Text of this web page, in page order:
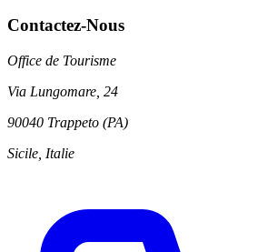
Contactez-Nous
Office de Tourisme
Via Lungomare, 24
90040 Trappeto (PA)
Sicile, Italie